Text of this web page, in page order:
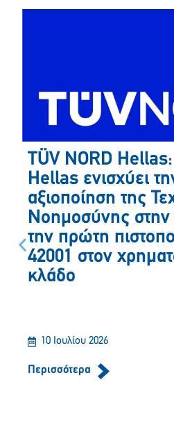
TÜV NORD
Hellas ενισχύει
αξιοποίηση της
Νοημοσύνης
την πρώτη
42001 στον
κλάδο
10 Ιουλίου 2026
Περισσότερα